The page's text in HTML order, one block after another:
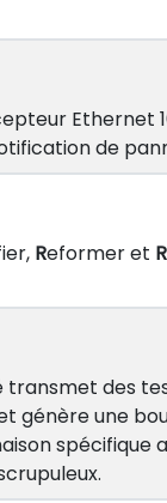
Ethernet
de
Reformer et R
des
une